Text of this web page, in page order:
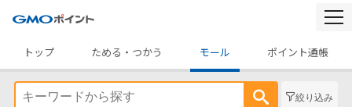
トップ
ためる・つかう モール ポイント通帳
絞り込み